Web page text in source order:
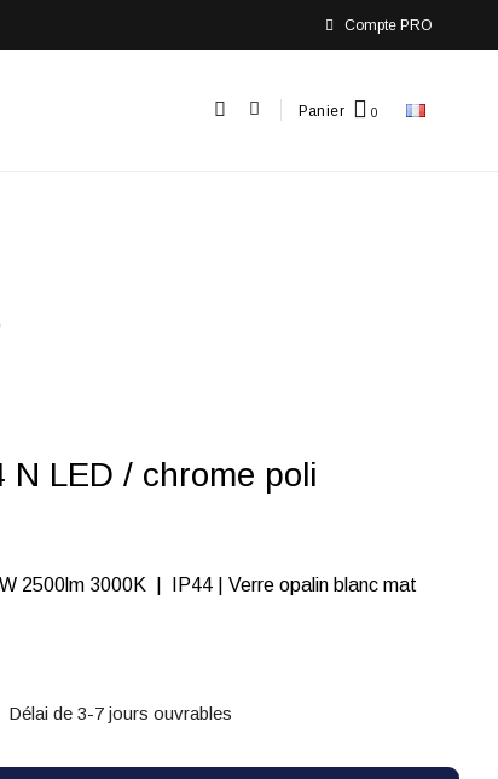
Compte PRO
Panier
N LED / chrome poli
LED | 1x led 16,4W 2500lm 3000K | IP44 | Verre opalin blanc mat
Délai de 3-7 jours ouvrables